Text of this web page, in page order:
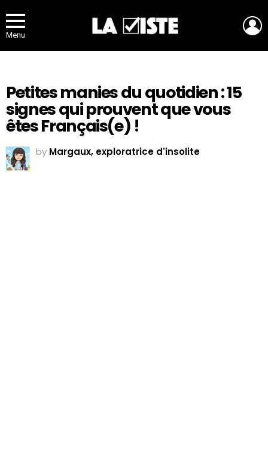
Menu
Petites manies du quotidien : 15
signes qui prouvent que vous
êtes Français(e) !
by Margaux, exploratrice d'insolite